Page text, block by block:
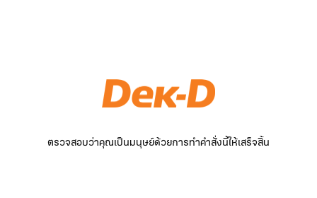
ตรวจสอบว่าคุณเป็นมนุษย์ด้วยการทำคำสั่งนี้ให้เสร็จสิ้น